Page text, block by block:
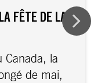
FÊTE DE LA
Canada, la
de mai,